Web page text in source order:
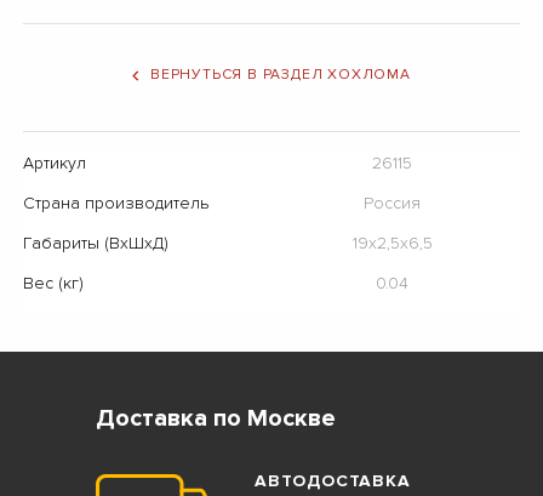
ВЕРНУТЬСЯ В РАЗДЕЛ ХОХЛОМА
Артикул
26115
Страна производитель
Россия
Габариты (ВхШхД)
19х2,5х6,5
Вес (кг)
0.04
Доставка по Москве
АВТОДОСТАВКА